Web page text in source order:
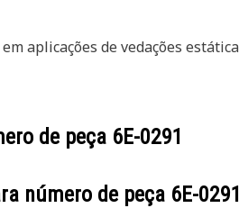
aplicações de vedações
de peça 6E-0291
número de peça 6E-0291